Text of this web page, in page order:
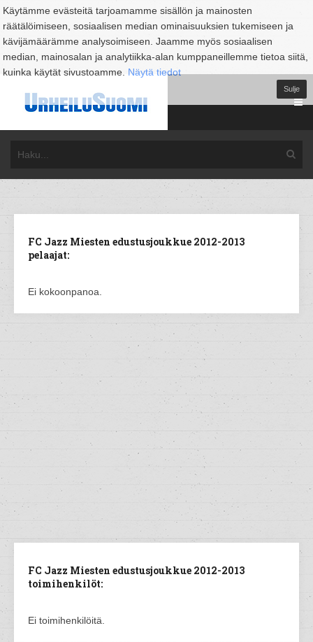
Käytämme evästeitä tarjoamamme sisällön ja mainosten
räätälöimiseen, sosiaalisen median ominaisuuksien tukemiseen ja
kävijämäärämme analysoimiseen. Jaamme myös sosiaalisen
median, mainosalan ja analytiikka-alan kumppaneillemme tietoa siitä,
kuinka käytät sivustoamme. Näytä tiedot
Sulje
FC Jazz Miesten edustusjoukkue 2012-2013
pelaajat:
Ei kokoonpanoa.
FC Jazz Miesten edustusjoukkue 2012-2013
toimihenkilöt:
Ei toimihenkilöitä.